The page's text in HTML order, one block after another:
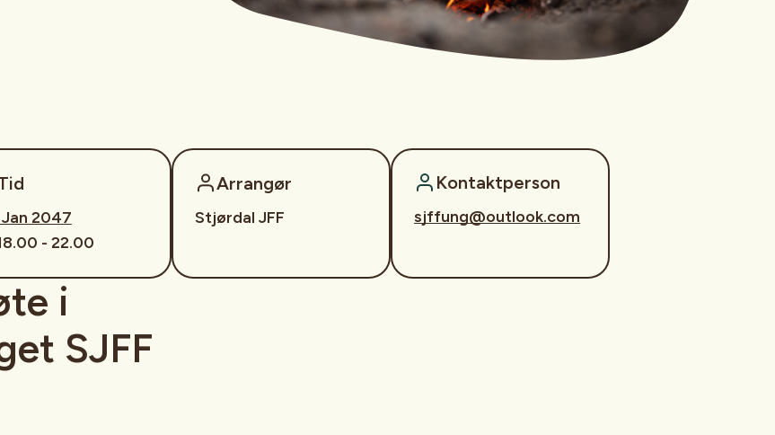
2047
- 22.00
Arrangør
Stjørdal JFF
Kontaktperson
sjffung@outlook.com
i
SJFF